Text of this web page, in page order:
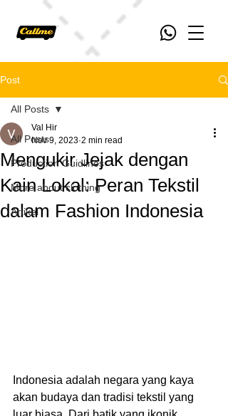
Post
All Posts
Production Guidlines
More about clothing
Artikel
All Posts
Mengukir Jejak dengan
Kain Lokal: Peran Tekstil
dalam Fashion Indonesia
Val Hir
Nov 9, 2023 2 min read
Indonesia adalah negara yang kaya
akan budaya dan tradisi tekstil yang